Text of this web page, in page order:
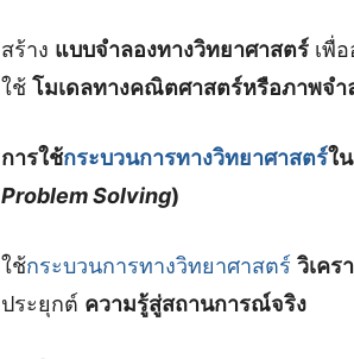
สร้าง แบบจำลองทางวิทยาศาสตร์เพื่อ
ใช้ โมเดลทางคณิตศาสตร์หรือภาพจำ
การใช้กระบวนการทางวิทยาศาสตร์ใ
Problem Solving)
ใช้กระบวนการทางวิทยาศาสตร์ วิเคร
ประยุกต์ ความรู้สู่สถานการณ์จริง